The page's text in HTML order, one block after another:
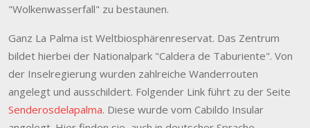
"Wolkenwasserfall" zu bestaunen.
Ganz La Palma ist Weltbiosphärenreservat. Das Zentrum
bildet hierbei der Nationalpark "Caldera de Taburiente". Von
der Inselregierung wurden zahlreiche Wanderrouten
angelegt und ausschildert. Folgender Link führt zu der Seite
Senderosdelapalma. Diese wurde vom Cabildo Insular